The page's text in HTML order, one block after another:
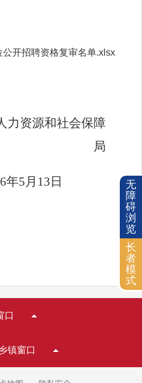
开招聘资格复审名单.xlsx
力资源和社会保障
局
年5月 13 日
口
乡镇窗口
无
障
碍
浏
览
长
者
模
式